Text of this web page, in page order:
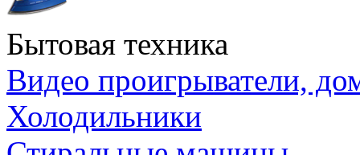
Бытовая техника
Видео проигрыватели,
Холодильники